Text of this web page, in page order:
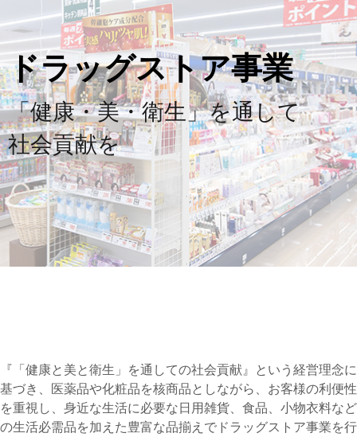
ドラッグストア事業
「健康・美・衛生」を通して
社会貢献を
『「健康と美と衛生」を通しての社会貢献』という経営理念に
基づき、医薬品や化粧品を核商品としながら、お客様の利便性
を重視し、身近な生活に必要な日用雑貨、食品、小物衣料など
の生活必需品を加えた豊富な品揃えでドラッグストア事業を行